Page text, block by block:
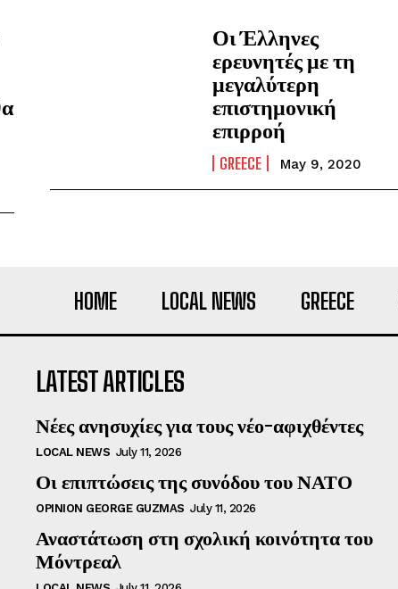
Οι Έλληνες
ερευνητές με τη
μεγαλύτερη
επιστημονική
επιρροή
GREECE May 9, 2020
HOME LOCAL NEWS GREECE
LATEST ARTICLES
Νέες ανησυχίες για τους νέο-αφιχθέντες
LOCAL NEWS July 11, 2026
Οι επιπτώσεις της συνόδου του ΝΑΤΟ
OPINION GEORGE GUZMAS July 11, 2026
Αναστάτωση στη σχολική κοινότητα του
Μόντρεαλ